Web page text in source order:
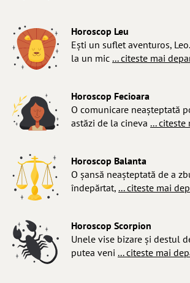
Horoscop Leu
Ești un suflet aventuros,
la un mic ... citeste mai
Horoscop Fecioara
O comunicare neașteptată
astăzi de la cineva ... citeste
Horoscop Balanta
O șansă neașteptată de a
îndepărtat, ... citeste mai
Horoscop Scorpion
Unele vise bizare și destul
putea veni ... citeste mai